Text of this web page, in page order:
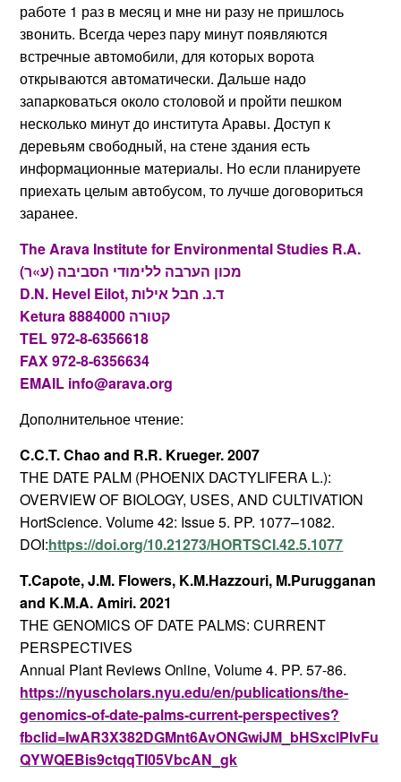
работе 1 раз в месяц и мне ни разу не пришлось
звонить. Всегда через пару минут появляются
встречные автомобили, для которых ворота
открываются автоматически. Дальше надо
запарковаться около столовой и пройти пешком
несколько минут до института Аравы. Доступ к
деревьям свободный, на стене здания есть
информационные материалы. Но если планируете
приехать целым автобусом, то лучше договориться
заранее.
The Arava Institute for Environmental Studies R.A.
מכון הערבה ללימודי הסביבה (ע»ר)
D.N. Hevel Eilot, ד.נ. חבל אילות
Ketura 8884000 קטורה
TEL 972-8-6356618
FAX 972-8-6356634
EMAIL info@arava.org
Дополнительное чтение:
C.C.T. Chao and R.R. Krueger. 2007
THE DATE PALM (PHOENIX DACTYLIFERA L.):
OVERVIEW OF BIOLOGY, USES, AND CULTIVATION
HortScience. Volume 42: Issue 5. PP. 1077–1082.
DOI:https://doi.org/10.21273/HORTSCI.42.5.1077
T.Capote, J.M. Flowers, K.M.Hazzouri, M.Purugganan
and K.M.A. Amiri. 2021
THE GENOMICS OF DATE PALMS: CURRENT
PERSPECTIVES
Annual Plant Reviews Online, Volume 4. PP. 57-86.
https://nyuscholars.nyu.edu/en/publications/the-
genomics-of-date-palms-current-perspectives?
fbclid=IwAR3X382DGMnt6AvONGwiJM_bHSxclPIvFu
QYWQEBis9ctqqTI05VbcAN_gk